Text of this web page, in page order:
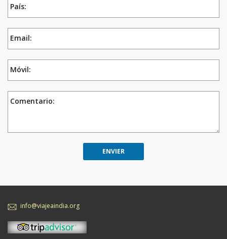
País:
Email:
Móvil:
Comentario:
info@viajeaindia.org